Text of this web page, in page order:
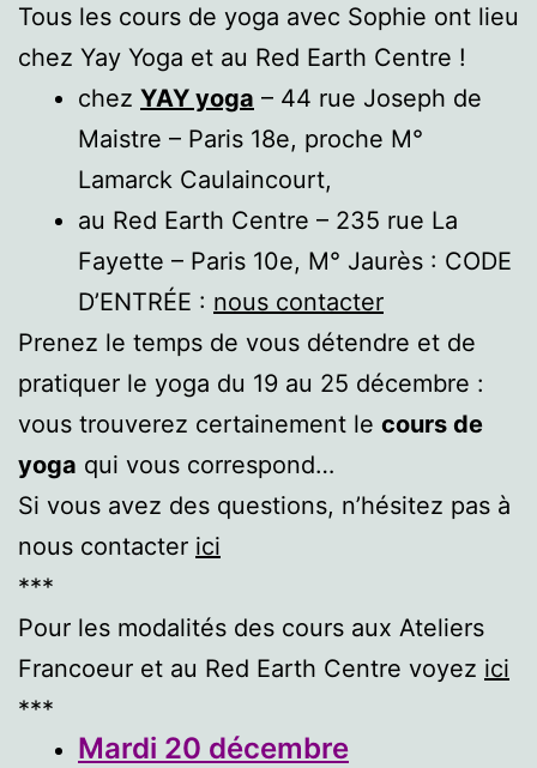
Tous les cours de yoga avec Sophie ont lieu
chez Yay Yoga et au Red Earth Centre !
chez YAY yoga – 44 rue Joseph de
Maistre – Paris 18e, proche M°
Lamarck Caulaincourt,
au Red Earth Centre – 235 rue La
Fayette – Paris 10e, M° Jaurès : CODE
D’ENTRÉE : nous contacter
Prenez le temps de vous détendre et de
pratiquer le yoga du 19 au 25 décembre :
vous trouverez certainement le cours de
yoga qui vous correspond…
Si vous avez des questions, n’hésitez pas à
nous contacter ici
***
Pour les modalités des cours aux Ateliers
Francoeur et au Red Earth Centre voyez ici
***
Mardi 20 décembre